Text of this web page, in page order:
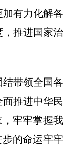
有力化解各
，推进国家治
带领全国各
推进中华民
牢牢掌握我
的命运牢牢